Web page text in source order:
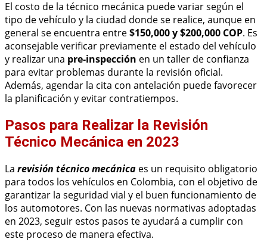
El costo de la técnico mecánica puede variar según el
tipo de vehículo y la ciudad donde se realice, aunque en
general se encuentra entre$150,000 y $200,000 COP. Es
aconsejable verificar previamente el estado del vehículo
y realizar una pre-inspección en un taller de confianza
para evitar problemas durante la revisión oficial.
Además, agendar la cita con antelación puede favorecer
la planificación y evitar contratiempos.
Pasos para Realizar la Revisión
Técnico Mecánica en 2023
La revisión técnico mecánica es un requisito obligatorio
para todos los vehículos en Colombia, con el objetivo de
garantizar la seguridad vial y el buen funcionamiento de
los automotores. Con las nuevas normativas adoptadas
en 2023, seguir estos pasos te ayudará a cumplir con
este proceso de manera efectiva.